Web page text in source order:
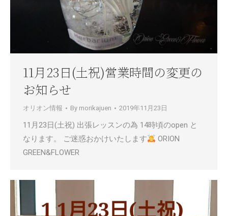
11月23日(土祝)営業時間の変更の
お知らせ
オリオン情報 By morikajuen 2019年11月23日
11月23日(土祝) 出張レッスンの為 14時頃のopen と
なります。 ご迷惑おかけいたします
ORION
GREEN&FLOWER